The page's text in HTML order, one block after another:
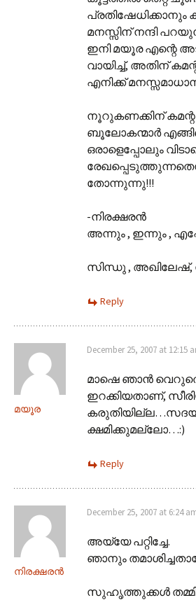
പ്രതിഷേധിക്കാനും
മനസ്സിന്‌ നന്ദി
ഇനി മയൂര എന്റെ
വായിച്ച്, അതിന്‌
എനിക്ക്
നൂറുകണക്കിന്‌
ബൂലോകന്മാര്‍
ഒരാളെപ്പോലും
തോന്നുന്നു!!!
-നിരക്ഷരന്‍
അന്നും , ഇന്നും ,
സിന്ധു , അഖിലേഷ്,
Reply
മയൂര
December 25, 2007 at 12:15
മാഷെ ഞാന്‍
ഇറക്കിയതാണ്,
ക്ഷമിക്കുമല്ലോ…:)
Reply
നിരക്ഷരന്‍
December 25, 2007 at 6:24
അയ്യേ പറ്റിച്ചേ.
ഞാനും
സുഹൃത്തുക്കള്‍